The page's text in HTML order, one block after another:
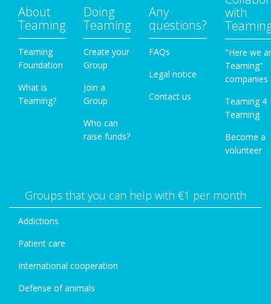
About
Teaming
Teaming
Foundation
What is
Teaming?
Doing
Teaming
Create your
Group
Join a
Group
Who can
raise funds?
Any
questions?
FAQs
Legal notice
Contact us
with
"Here we
Teaming"
companies
Teaming 4
Teaming
Become a
volunteer
Groups that you can help with €1 per month
Addictions
Patient care
International cooperation
Defense of animals